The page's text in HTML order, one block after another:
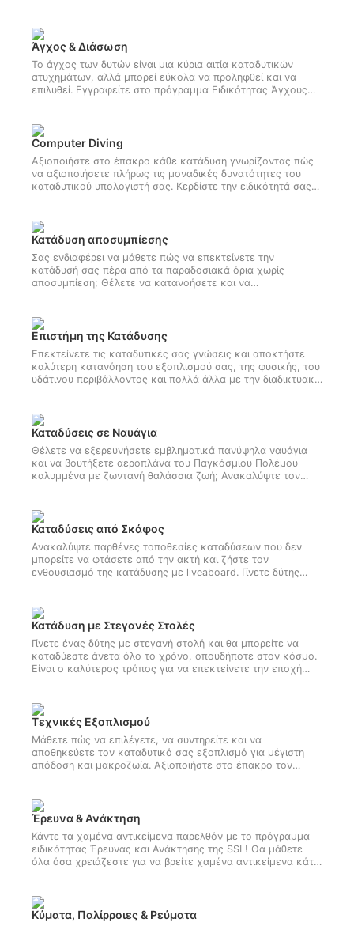
Άγχος & Διάσωση
Το άγχος των δυτών είναι μια κύρια αιτία καταδυτικών
ατυχημάτων, αλλά μπορεί εύκολα να προληφθεί και να
επιλυθεί. Εγγραφείτε στο πρόγραμμα Ειδικότητας Άγχους
Αποκτήστε αυτήν την απαραίτητη πιστοποίηση ειδικότητας
σήμερα!
Computer Diving
Αξιοποιήστε στο έπακρο κάθε κατάδυση γνωρίζοντας πώς
να αξιοποιήσετε πλήρως τις μοναδικές δυνατότητες του
καταδυτικού υπολογιστή σας. Κερδίστε την ειδικότητά σας
Κατάδυση αποσυμπίεσης
Σας ενδιαφέρει να μάθετε πώς να επεκτείνετε την
κατάδυσή σας πέρα από τα παραδοσιακά όρια χωρίς
αποσυμπίεση; Θέλετε να κατανοήσετε και να
Καταδύσεων Αποσυμπίεσης της SSI είναι για εσάς! Για να
κερδίσετε την ειδικότητά Καταδύσεων Αποσυμπίεσης της
SSI, θα μάθετε πώς να σχεδιάζετε και να διεξάγετε μια
κατάδυση περιορισμένης αποσυμπίεσης χρησιμοποιώντας
λογισμικό προγραμματισμού κατάδυσης και έναν
υπολογιστή πολλαπλών αερίων σε μέγιστο βάθος 40
Επιστήμη της Κατάδυσης
Επεκτείνετε τις καταδυτικές σας γνώσεις και αποκτήστε
καλύτερη κατανόηση του εξοπλισμού σας, της φυσικής, του
υδάτινου περιβάλλοντος και πολλά άλλα με την διαδικτυακή
θα είστε στα μισά του δρόμου για να κερδίσετε την
πολυπόθητη διαβάθμιση Divemaster της SSI. Ξεκινήστε online
Καταδύσεις σε Ναυάγια
Θέλετε να εξερευνήσετε εμβληματικά πανύψηλα ναυάγια
και να βουτήξετε αεροπλάνα του Παγκόσμιου Πολέμου
καλυμμένα με ζωντανή θαλάσσια ζωή; Ανακαλύψτε τον
όλα όσα χρειάζεστε για να καταδυθείτε πάνω και γύρω από
ναυάγια και τεχνητούς ύφαλους, καθώς και να κερδίσετε
την πιστοποίηση ειδικότητας κατάδυσης ναυαγίων της SSI.
Καταδύσεις από Σκάφος
Ανακαλύψτε παρθένες τοποθεσίες καταδύσεων που δεν
μπορείτε να φτάσετε από την ακτή και ζήστε τον
ενθουσιασμό της κατάδυσης με liveaboard. Γίνετε δύτης
από μια ποικιλία σκαφών, συμπεριλαμβανομένων μικρών
προσωπικών σκαφών και liveaboards. Με την ολοκλήρωση,
θα αποκτήσετε την πιστοποίηση Ειδικότητας Καταδύσεων
από Σκάφη της SSI..
Κατάδυση με Στεγανές Στολές
Γίνετε ένας δύτης με στεγανή στολή και θα μπορείτε να
καταδύεστε άνετα όλο το χρόνο, οπουδήποτε στον κόσμο.
Είναι ο καλύτερος τρόπος για να επεκτείνετε την εποχή
τώρα το πρόγραμμα Ειδικότητας Κατάδυσης με Στεγανή
Στολή της SSI..
Τεχνικές Εξοπλισμού
Μάθετε πώς να επιλέγετε, να συντηρείτε και να
αποθηκεύετε τον καταδυτικό σας εξοπλισμό για μέγιστη
απόδοση και μακροζωία. Αξιοποιήστε στο έπακρο τον
Έρευνα & Ανάκτηση
Κάντε τα χαμένα αντικείμενα παρελθόν με το πρόγραμμα
ειδικότητας Έρευνας και Ανάκτησης της SSI ! Θα μάθετε
όλα όσα χρειάζεστε για να βρείτε χαμένα αντικείμενα κάτω
όλοι δίπλα τους.
Κύματα, Παλίρροιες & Ρεύματα